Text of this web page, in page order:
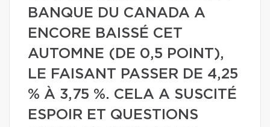
BANQUE DU CANADA A
ENCORE BAISSÉ CET
AUTOMNE (DE 0,5 POINT),
LE FAISANT PASSER DE 4,25
% À 3,75 %. CELA A SUSCITÉ
ESPOIR ET QUESTIONS